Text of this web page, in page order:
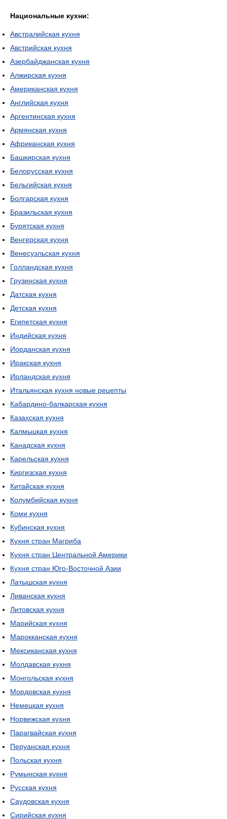
Национальные кухни:
Австралийская кухня
Австрийская кухня
Азербайджанская кухня
Алжирская кухня
Американская кухня
Английская кухня
Аргентинская кухня
Армянская кухня
Африканская кухня
Башкирская кухня
Белорусская кухня
Бельгийская кухня
Болгарская кухня
Бразильская кухня
Бурятская кухня
Венгерская кухня
Венесуэльская кухня
Голландская кухня
Грузинская кухня
Датская кухня
Детская кухня
Египетская кухня
Индийская кухня
Иорданская кухня
Иракская кухня
Ирландская кухня
Итальянская кухня новые рецепты
Кабардино-балкарская кухня
Казахская кухня
Калмыцкая кухня
Канадская кухня
Карельская кухня
Киргизская кухня
Китайская кухня
Колумбийская кухня
Коми кухня
Кубинская кухня
Кухня стран Магриба
Кухня стран Центральной Америки
Кухня стран Юго-Восточной Азии
Латышская кухня
Ливанская кухня
Литовская кухня
Марийская кухня
Марокканская кухня
Мексиканская кухня
Молдавская кухня
Монгольская кухня
Мордовская кухня
Немецкая кухня
Норвежская кухня
Парагвайская кухня
Перуанская кухня
Польская кухня
Румынская кухня
Русская кухня
Саудовская кухня
Сирийская кухня